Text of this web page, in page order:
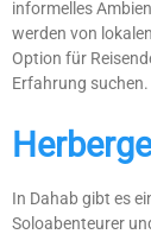
informelles
werden von
Option für
Erfahrung suchen.
In Dahab gibt es
Soloabenteurer